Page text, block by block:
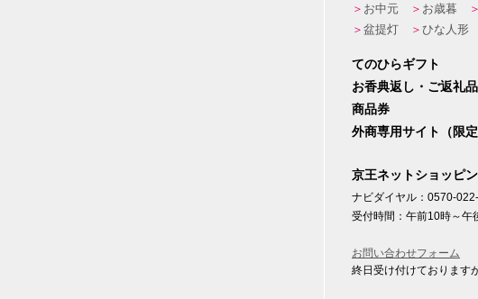
お中元 お歳暮
盆提灯
ひな人形
てのひらギフト
お香典返し・ご返礼品
商品券
外商専用サイト（限定
京王ネットショッピ
ナビダイヤル：0570-
受付時間：午前10時～午
お問い合わせフォーム
終日受け付けております